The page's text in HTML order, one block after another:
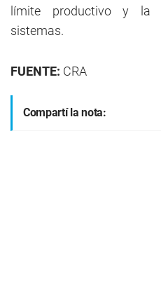
límite productivo y la
sistemas.
FUENTE: CRA
Compartí la nota: